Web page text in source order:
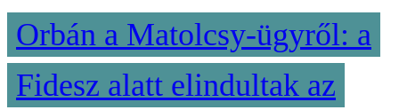
Orbán a Matolcsy-ügyről: a
Fidesz alatt elindultak az